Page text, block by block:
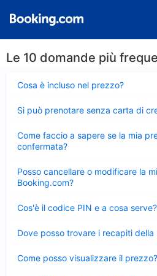
Le 10 domande più
Cosa è incluso nel prezzo?
chiuso
Si può prenotare senza carta di
chiuso
Come faccio a sapere se la mia
confermata?
chiuso
Posso cancellare o modificare la
Booking.com?
chiuso
Cos'è il codice PIN e a cosa serve?
chiuso
Dove posso trovare i recapiti della
chiuso
Come posso visualizzare il prezzo?
chiuso